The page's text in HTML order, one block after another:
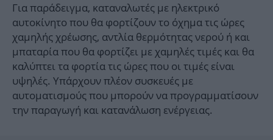
Για παράδειγμα, καταναλωτές με ηλεκτρικό
αυτοκίνητο που θα φορτίζουν το όχημα τις ώρες
χαμηλής χρέωσης, αντλία θερμότητας νερού ή και
μπαταρία που θα φορτίζει με χαμηλές τιμές και θα
καλύπτει τα φορτία τις ώρες που οι τιμές είναι
υψηλές. Υπάρχουν πλέον συσκευές με
αυτοματισμούς που μπορούν να προγραμματίσουν
την παραγωγή και κατανάλωση ενέργειας.